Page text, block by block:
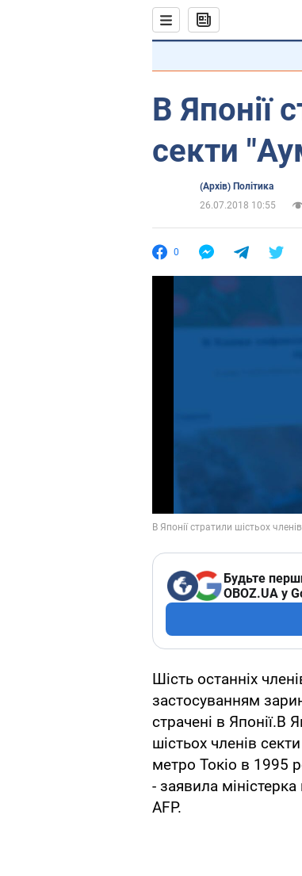
В Японії
секти
(Архів) Політика
26.07.2018 10:55
0
Будьте
OBOZ.UA у
Шість останніх
застосуванням
страчені в Японії.В
шістьох членів
метро Токіо в 1995
- заявила
AFP.